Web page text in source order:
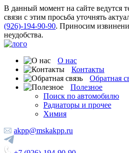
В данный момент на сайте ведутся
связи с этим просьба уточнять
(926)-194-90-90. Приносим
неудобства.
О нас
Контакты
Обратная
Полезное
Поиск по автомобилю
Радиаторы и прочее
Химия
akpp@mskakpp.ru